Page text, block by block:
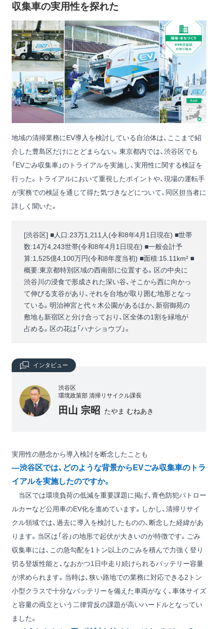
収集車の実用性を探れた
地域の清掃業務にEV導入を検討している自治体は、ここまで紹
介した豊島区だけにとどまらない。東京都内では、渋谷区でも
「EVごみ収集車」のトライアルを実施し、実用性に関する検証を
行った。トライアルにおいて重視したポイントや、現場の運転手
が実務での検証を通じて得た気づきなどについて、同区担当者に
詳しく聞いた。
[渋谷区] ■人口:23万1,211人(令和8年4月1日現在) ■世帯
数:14万4,243世帯(令和8年4月1日現在) ■一般会計予
算:1,525億4,100万円(令和8年度当初) ■面積:15.11km² ■
概要:東京都特別区域の西南部に位置する。区の中央に
渋谷川の浸食で形成された深い谷、そこから西に向かっ
て伸びる支谷があり、それを台地が取り囲む地形となっ
ている。明治神宮と代々木公園があるほか、新宿御苑の
敷地も新宿区と分け合っており、区全体の1割を緑地が
占める。区の花は「ハナショウブ」。
インタビュー
渋谷区
環境政策部 清掃リサイクル課長
田山 宗昭 たやま むねあき
実用性の懸念から導入検討を断念したことも
―渋谷区では、どのような背景からEVごみ収集車のトラ
イアルを実施したのですか。
当区では環境負荷の低減を重要課題に掲げ、青色防犯パトロー
ルカーなど公用車のEV化を進めています。しかし、清掃リサイ
クル領域では、過去に導入を検討したものの、断念した経緯があ
ります。当区は「谷」の地形で起伏が大きいのが特徴です。ごみ
収集車には、この急勾配を1トン以上のごみを積んで力強く登り
切る登坂性能と、なおかつ1日中走り続けられるバッテリー容量
が求められます。当時は、狭い路地での業務に対応できる2トン
小型クラスで十分なバッテリーを備えた車両がなく、車体サイズ
と容量の両立という二律背反の課題が高いハードルとなってい
ました。